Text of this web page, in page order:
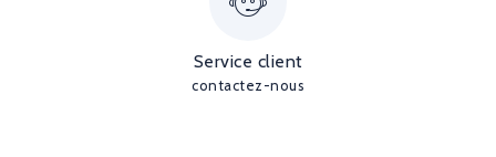
Service client
contactez-nous